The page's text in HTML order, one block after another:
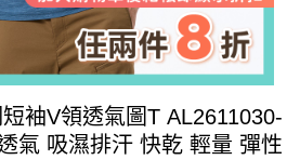
袖V領透氣圖T AL2611030-
氣 吸濕排汗 快乾 輕量 彈性